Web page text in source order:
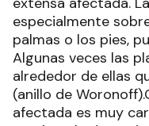
especialmente
palmas o los pies,
Algunas veces las
alrededor de ellas
(anillo de
afectada es muy